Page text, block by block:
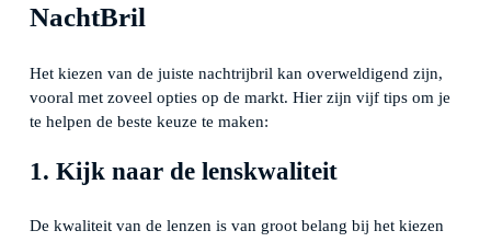
NachtBril
Het kiezen van de juiste nachtrijbril kan overweldigend zijn,
vooral met zoveel opties op de markt. Hier zijn vijf tips om je
te helpen de beste keuze te maken:
1. Kijk naar de lenskwaliteit
De kwaliteit van de lenzen is van groot belang bij het kiezen